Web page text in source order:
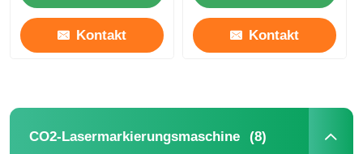
Kontakt Kontakt
CO2-Lasermarkierungsmaschine (8)